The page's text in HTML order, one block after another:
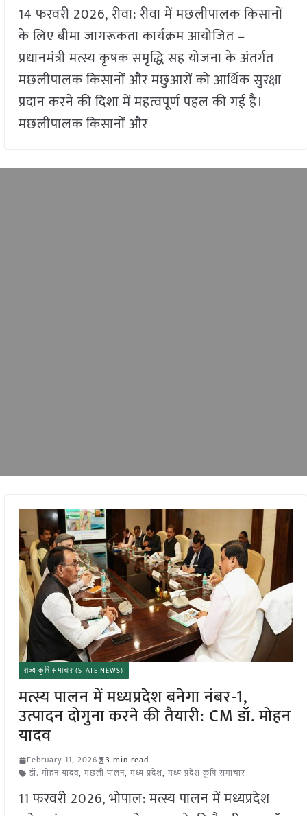
14 फरवरी 2026, रीवा: रीवा में मछलीपालक किसानों
के लिए बीमा जागरूकता कार्यक्रम आयोजित –
प्रधानमंत्री मत्स्य कृषक समृद्धि सह योजना के अंतर्गत
मछलीपालक किसानों और मछुआरों को आर्थिक सुरक्षा
प्रदान करने की दिशा में महत्वपूर्ण पहल की गई है।
मछलीपालक किसानों और
राज्य कृषि समाचार (STATE NEWS)
मत्स्य पालन में मध्यप्रदेश बनेगा नंबर-1,
उत्पादन दोगुना करने की तैयारी: CM डॉ. मोहन
यादव
February 11, 2026
3 min read
डॉ. मोहन यादव, मछली पालन, मध्य प्रदेश, मध्य प्रदेश कृषि समाचार
11 फरवरी 2026, भोपाल: मत्स्य पालन में मध्यप्रदेश